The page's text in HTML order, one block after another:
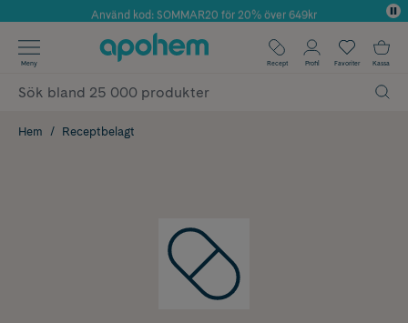
Årets Butik 2025 inom Skönhet
Använd kod: SOMMAR20 för 20% över 649kr
✓ Fri frakt
✓ Poäng på alla köp*
Meny Recept Profil Favoriter Kassa
Hem Receptbelagt